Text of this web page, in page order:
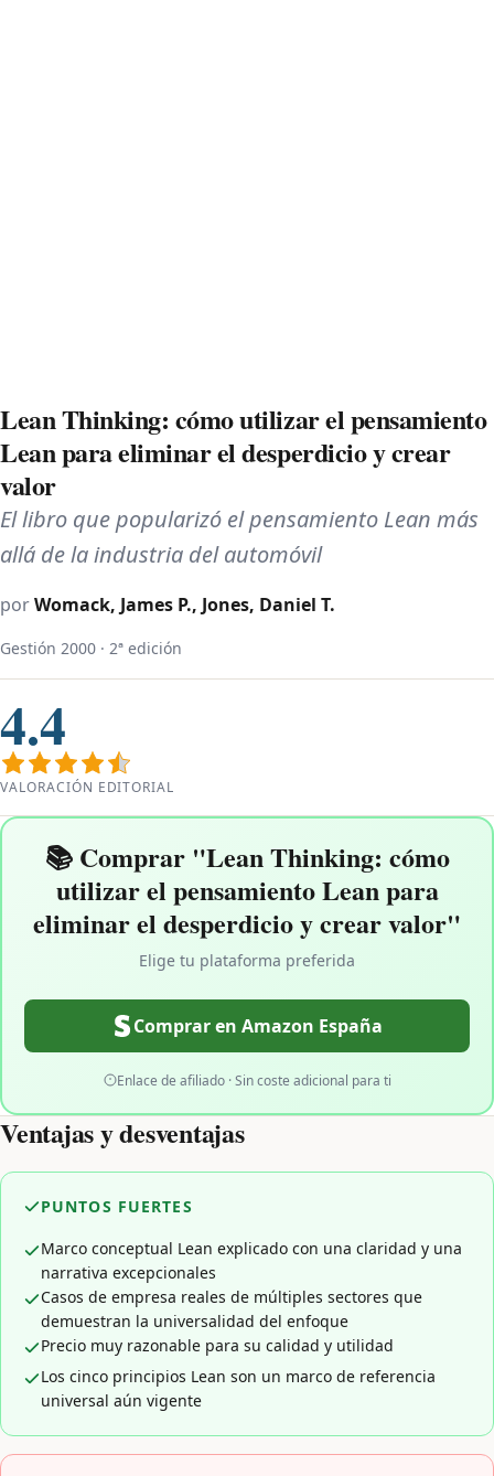
Lean Thinking: cómo utilizar el pensamiento
Lean para eliminar el desperdicio y crear
valor
El libro que popularizó el pensamiento Lean más
allá de la industria del automóvil
porWomack, James P., Jones, Daniel T.
Gestión 2000 · 2ª edición
4.4
VALORACIÓN EDITORIAL
📚 Comprar "Lean Thinking: cómo
utilizar el pensamiento Lean para
eliminar el desperdicio y crear valor"
Elige tu plataforma preferida
Comprar en Amazon España
Enlace de afiliado · Sin coste adicional para ti
Ventajas y desventajas
PUNTOS FUERTES
Marco conceptual Lean explicado con una claridad y una
narrativa excepcionales
Casos de empresa reales de múltiples sectores que
demuestran la universalidad del enfoque
Precio muy razonable para su calidad y utilidad
Los cinco principios Lean son un marco de referencia
universal aún vigente